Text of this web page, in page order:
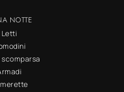
NOTTE
Letti